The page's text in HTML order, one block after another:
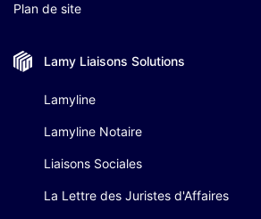
Plan de site
Lamy Liaisons Solutions
Lamyline
Lamyline Notaire
Liaisons Sociales
La Lettre des Juristes d'Affaires